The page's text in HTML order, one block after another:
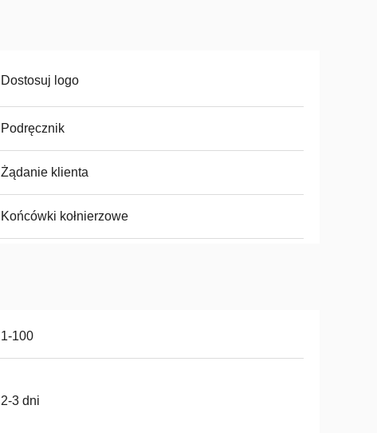
Dostosuj logo
Podręcznik
Żądanie klienta
Końcówki kołnierzowe
1-100
2-3 dni